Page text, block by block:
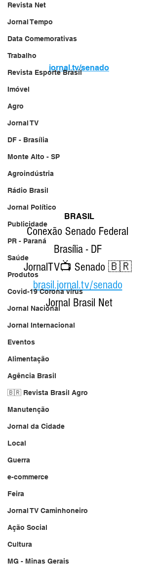
Revista Net
Jornal Tempo
Data Comemorativas
Trabalho
Revista Esporte Brasil
Imóvel
Agro
Jornal TV
DF - Brasília
Monte Alto - SP
Agroindústria
Rádio Brasil
Jornal Político
Publicidade
PR - Paraná
Saúde
Produtos
Covid-19 Corona vírus
Jornal Nacional
Jornal Internacional
Eventos
Alimentação
Agência Brasil
🇧🇷 Revista Brasil Agro
Manutenção
Jornal da Cidade
Local
Guerra
e-commerce
Feira
Jornal TV Caminhoneiro
Ação Social
Cultura
MG - Minas Gerais
jornal.tv/senado
BRASIL
Conexão Senado Federal
Brasília - DF
JornalTV📺 Senado 🇧🇷
brasil.jornal.tv/senado
Jornal Brasil Net